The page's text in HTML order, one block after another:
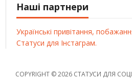
Наші партнери
Українські привітання,
Статуси для Інстаграм.
COPYRIGHT © 2026 СТАТУСИ ДЛЯ